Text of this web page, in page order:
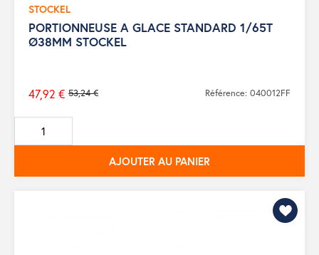
STOCKEL
PORTIONNEUSE A GLACE STANDARD 1/65T
Ø38MM STOCKEL
Prix
de
base
53,24 €
47,92 € Référence: 040012FF
AJOUTER AU PANIER